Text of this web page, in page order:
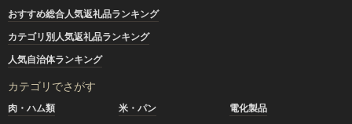
おすすめ総合人気返礼品ランキング
カテゴリ別人気返礼品ランキング
人気自治体ランキング
カテゴリでさがす
肉・ハム類 米・パン
電化製品